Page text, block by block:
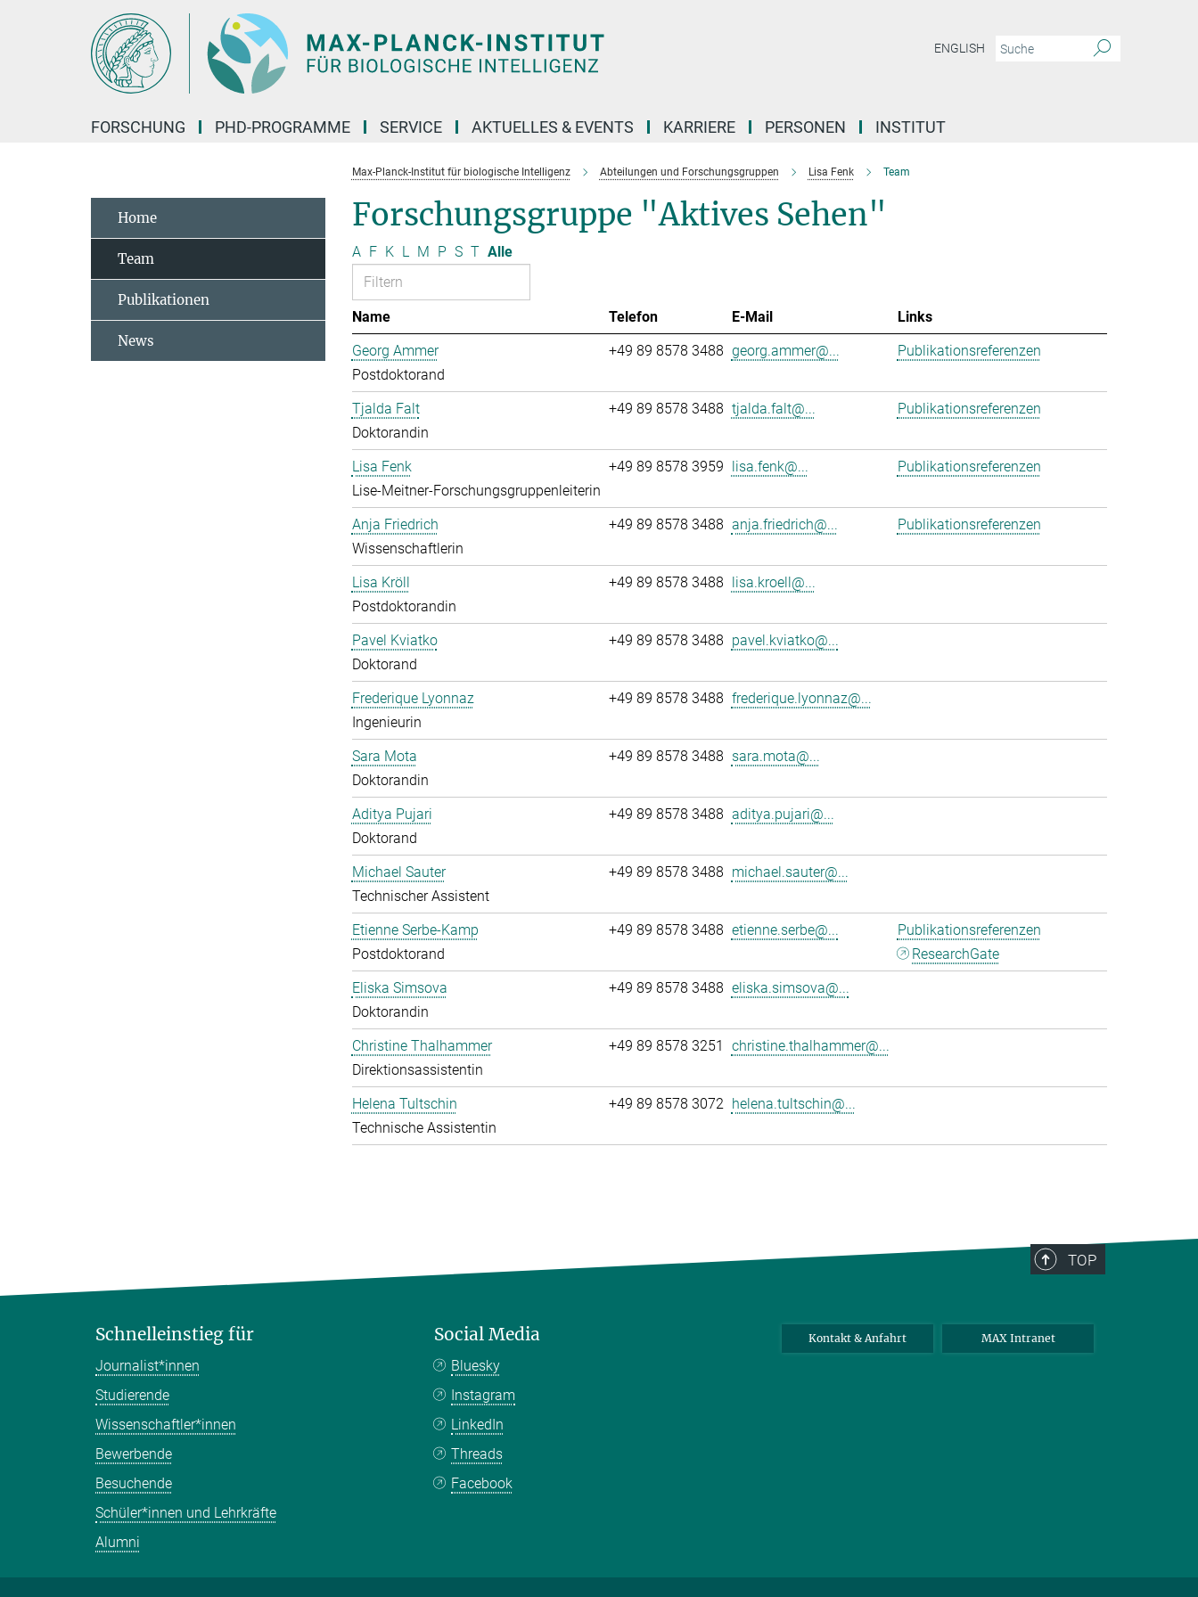
ENGLISH
FORSCHUNG PHD-PROGRAMME SERVICE AKTUELLES & EVENTS KARRIERE PERSONEN INSTITUT
Max-Planck-Institut für biologische Intelligenz Abteilungen und Forschungsgruppen Lisa Fenk Team
Forschungsgruppe "Aktives Sehen"
A F K L M P S T Alle
Name Telefon E-Mail
Links
Georg Ammer
Postdoktorand
+49 89 8578 3488 georg.ammer@... Publikationsreferenzen
Tjalda Falt
Doktorandin
+49 89 8578 3488 tjalda.falt@... Publikationsreferenzen
Lisa Fenk
Lise-Meitner-Forschungsgruppenleiterin
+49 89 8578 3959 lisa.fenk@... Publikationsreferenzen
Anja Friedrich
Wissenschaftlerin
+49 89 8578 3488 anja.friedrich@... Publikationsreferenzen
Lisa Kröll
Postdoktorandin
+49 89 8578 3488 lisa.kroell@...
Pavel Kviatko
Doktorand
+49 89 8578 3488 pavel.kviatko@...
Frederique Lyonnaz
Ingenieurin
+49 89 8578 3488 frederique.lyonnaz@...
Sara Mota
Doktorandin
+49 89 8578 3488 sara.mota@...
Aditya Pujari
Doktorand
+49 89 8578 3488 aditya.pujari@...
Michael Sauter
Technischer Assistent
+49 89 8578 3488 michael.sauter@...
Etienne Serbe-Kamp
Postdoktorand
+49 89 8578 3488 etienne.serbe@...
Publikationsreferenzen
ResearchGate
Eliska Simsova
Doktorandin
+49 89 8578 3488 eliska.simsova@...
Christine Thalhammer
Direktionsassistentin
+49 89 8578 3251 christine.thalhammer@...
Helena Tultschin
Technische Assistentin
+49 89 8578 3072 helena.tultschin@...
Home
Team
Publikationen
News
TOP
Schnelleinstieg für
Journalist*innen
Studierende
Wissenschaftler*innen
Bewerbende
Besuchende
Schüler*innen und Lehrkräfte
Alumni
Social Media
Bluesky
Instagram
LinkedIn
Threads
Facebook
Kontakt & Anfahrt MAX Intranet